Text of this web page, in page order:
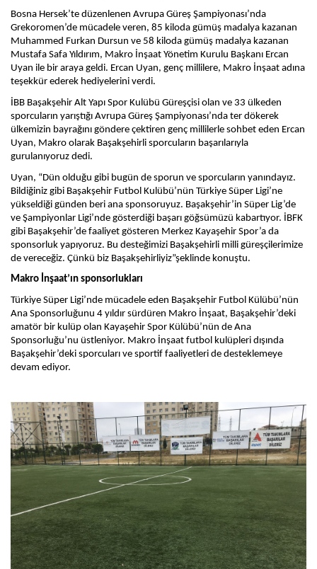
Bosna Hersek’te düzenlenen Avrupa Güreş Şampiyonası’nda
Grekoromen’de mücadele veren, 85 kiloda gümüş madalya kazanan
Muhammed Furkan Dursun ve 58 kiloda gümüş madalya kazanan
Mustafa Safa Yıldırım, Makro İnşaat Yönetim Kurulu Başkanı Ercan
Uyan ile bir araya geldi. Ercan Uyan, genç millilere, Makro İnşaat adına
teşekkür ederek hediyelerini verdi.
İBB Başakşehir Alt Yapı Spor Kulübü Güreşçisi olan ve 33 ülkeden
sporcuların yarıştığı Avrupa Güreş Şampiyonası’nda ter dökerek
ülkemizin bayrağını göndere çektiren genç millilerle sohbet eden Ercan
Uyan, Makro olarak Başakşehirli sporcuların başarılarıyla
gurulanıyoruz dedi.
Uyan, “Dün olduğu gibi bugün de sporun ve sporcuların yanındayız.
Bildiğiniz gibi Başakşehir Futbol Kulübü’nün Türkiye Süper Ligi’ne
yükseldiği günden beri ana sponsoruyuz. Başakşehir’in Süper Lig’de
ve Şampiyonlar Ligi’nde gösterdiği başarı göğsümüzü kabartıyor. İBFK
gibi Başakşehir’de faaliyet gösteren Merkez Kayaşehir Spor’a da
sponsorluk yapıyoruz. Bu desteğimizi Başakşehirli milli güreşçilerimize
de vereceğiz. Çünkü biz Başakşehirliyiz”şeklinde konuştu.
Makro İnşaat’ın sponsorlukları
Türkiye Süper Ligi’nde mücadele eden Başakşehir Futbol Külübü’nün
Ana Sponsorluğunu 4 yıldır sürdüren Makro İnşaat, Başakşehir’deki
amatör bir kulüp olan Kayaşehir Spor Külübü’nün de Ana
Sponsorluğu’nu üstleniyor. Makro İnşaat futbol kulüpleri dışında
Başakşehir’deki sporcuları ve sportif faaliyetleri de desteklemeye
devam ediyor.